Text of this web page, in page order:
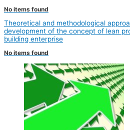
No items found
Theoretical and methodological
development of the concept of lean
building enterprise
No items found